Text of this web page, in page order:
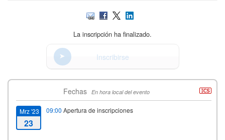
La inscripción ha finalizado.
Inscribirse
Fechas En hora local del evento
Mrz '23
23
09:00 Apertura de inscripciones